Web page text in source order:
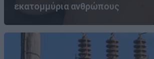
εκατομμύρια ανθρώπους